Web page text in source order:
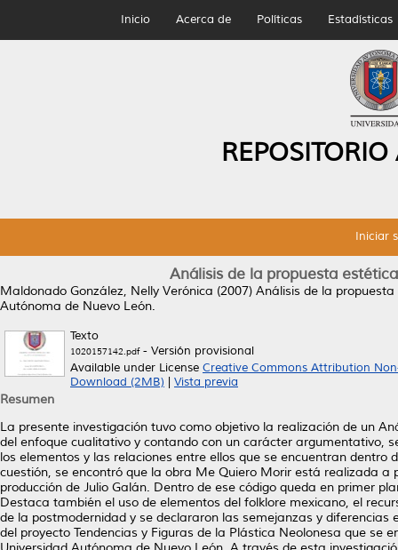
Inicio Acerca de Políticas Estadísticas
Iniciar
Análisis de la propuesta
Maldonado González, Nelly Verónica (2007) Análisis de la
Autónoma de Nuevo León.
Texto
1020157142.pdf- Versión provisional
Available under License Creative Commons Attribution
Download (2MB)
Vista previa
Resumen
La presente investigación tuvo como objetivo la realización de un
del enfoque cualitativo y contando con un carácter argumentativo,
los elementos y las relaciones entre ellos que se encuentran
cuestión, se encontró que la obra Me Quiero Morir está realizada
producción de Julio Galán. Dentro de ese código queda en primer
Destaca también el uso de elementos del folklore mexicano, el
de la postmodernidad y se declararon las semejanzas y
del proyecto Tendencias y Figuras de la Plástica Neolonesa que se